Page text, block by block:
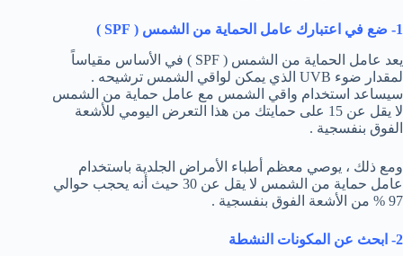
1- ضع في اعتبارك عامل الحماية من الشمس ( SPF
)
يعد عامل الحماية من الشمس ( SPF ) في الأساس مقياساً
لمقدار ضوء UVB الذي يمكن لواقي الشمس ترشيحه .
سيساعد استخدام واقي الشمس مع عامل حماية من الشمس
لا يقل عن 15 على حمايتك من هذا التعرض اليومي للأشعة
الفوق بنفسجية .
ومع ذلك ، يوصي معظم أطباء الأمراض الجلدية باستخدام
عامل حماية من الشمس لا يقل عن 30 حيث أنه يحجب حوالي
97 % من الأشعة الفوق بنفسجية .
2- ابحث عن المكونات النشطة